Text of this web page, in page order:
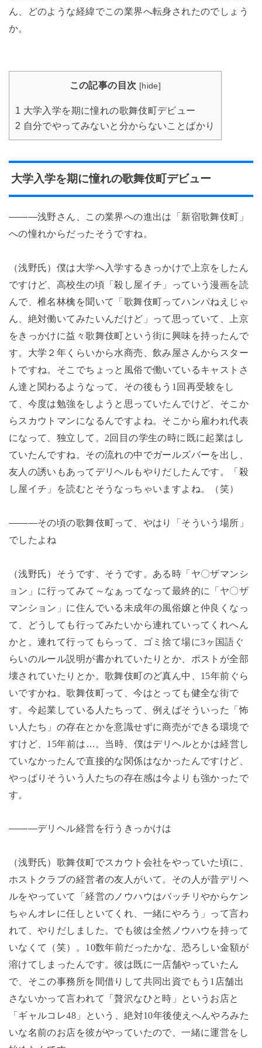
ん、どのような経緯でこの業界へ転身されたのでしょう
か。
この記事の目次 [hide]
1 大学入学を期に憧れの歌舞伎町デビュー
2 自分でやってみないと分からないことばかり
大学入学を期に憧れの歌舞伎町デビュー
―――浅野さん、この業界への進出は「新宿歌舞伎町」
への憧れからだったそうですね。
（浅野氏）僕は大学へ入学するきっかけで上京をしたん
ですけど、高校生の頃「殺し屋イチ」っていう漫画を読
んで、椎名林檎を聞いて「歌舞伎町ってハンパねえじゃ
ん、絶対働いてみたいんだけど」って思っていて、上京
をきっかけに益々歌舞伎町という街に興味を持ったんで
す。大学２年くらいから水商売、飲み屋さんからスター
トですね。そこでちょっと風俗で働いているキャストさ
ん達と関わるようなって。その後もう 1回再受験をし
て、今度は勉強をしようと思っていたんでけど、そこか
らスカウトマンになるんですよね。そこから雇われ代表
になって、独立して。 2回目の学生の時に既に起業はし
ていたんですね。その流れの中でガールズバーを出し、
友人の誘いもあってデリヘルもやりだしたんです。「殺
し屋イチ」を読むとそうなっちゃいますよね。（笑）
―――その頃の歌舞伎町って、やはり「そういう場所」
でしたよね
（浅野氏）そうです、そうです。ある時「ヤ〇ザマンシ
ョン」に行ってみて～なぁってなって最終的に「ヤ〇ザ
マンション」に住んでいる未成年の風俗嬢と仲良くなっ
て、どうしても行ってみたいから連れていってくれへん
かと。連れて行ってもらって、ゴミ捨て場に3ヶ国語ぐ
らいのルール説明が書かれていたりとか、ポストが全部
壊されていたりとか。歌舞伎町のど真ん中、 15年前ぐら
いですかね。歌舞伎町って、今はとっても健全な街で
す。今起業している人たちって、例えばそういった「怖
い人たち」の存在とかを意識せずに商売ができる環境で
すけど、 15年前は…。当時、僕はデリヘルとかは経営し
ていなかったんで直接的な関係はなかったんですけど、
やっぱりそういう人たちの存在感は今よりも強かったで
す。
―――デリヘル経営を行うきっかけは
（浅野氏）歌舞伎町でスカウト会社をやっていた頃に、
ホストクラブの経営者の友人がいて。その人が昔デリヘ
ルをやっていて「経営のノウハウはバッチリやからケン
ちゃんオレに任しといてくれ、一緒にやろう」って言わ
れて、やりだしました。でも彼は全然ノウハウを持って
いなくて（笑）。 10数年前だったかな、恐ろしい金額が
溶けてしまったんです。彼は既に一店舗やっていたん
で、そこの事務所を間借りして共同出資でもう 1 店舗出
さないかって言われて「贅沢なひと時」というお店と
「ギャルコレ48 」という、絶対10年後使えへんやろみた
いな名前のお店を彼がやっていたので、一緒に運営をし